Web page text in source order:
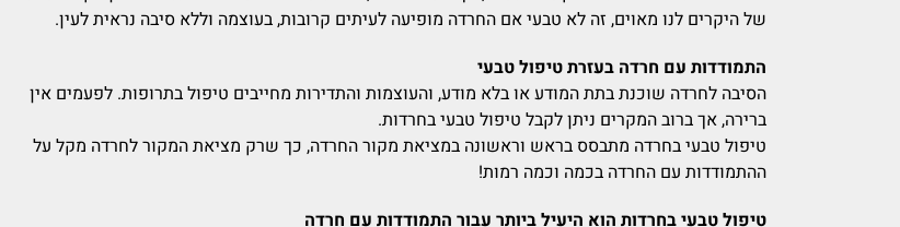
של היקרים לנו מאוים, זה לא טבעי אם החרדה מופיעה לעיתים קרובות, בעוצמה וללא סיבה נראית לעין.
התמודדות עם חרדה בעזרת טיפול טבעי
הסיבה לחרדה שוכנת בתת המודע או בלא מודע, והעוצמות והתדירות מחייבים טיפול בתרופות. לפעמים אין
ברירה, אך ברוב המקרים ניתן לקבל טיפול טבעי בחרדות.
טיפול טבעי בחרדה מתבסס בראש וראשונה במציאת מקור החרדה, כך שרק מציאת המקור לחרדה מקל על
ההתמודדות עם החרדה בכמה וכמה רמות!
טיפול טבעי בחרדות הוא היעיל ביותר עבור התמודדות עם חרדה